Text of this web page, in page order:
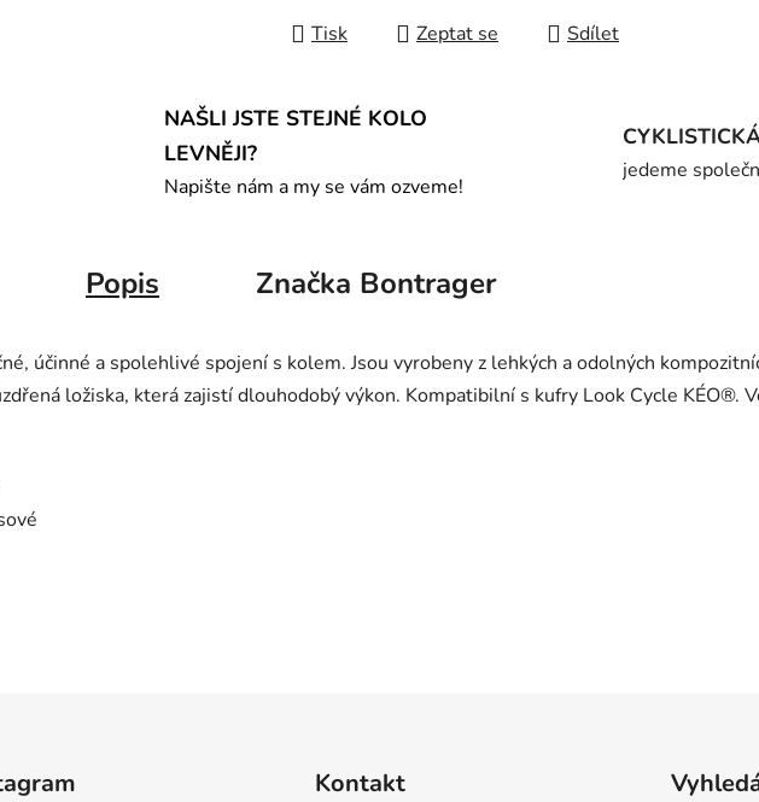
Tisk Zeptat se Sdílet
NAŠLI JSTE STEJNÉ KOLO
LEVNĚJI?
Napište nám a my se vám ozveme!
jedeme
Popis Značka Bontrager
účinné a spolehlivé spojení s kolem. Jsou vyrobeny z lehkých a odolných
ložiska, která zajistí dlouhodobý výkon. Kompatibilní s kufry Look Cycle KÉO®.
Kontakt